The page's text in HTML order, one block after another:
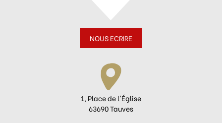
NOUS ECRIRE
1, Place de l'Église
63690 Tauves